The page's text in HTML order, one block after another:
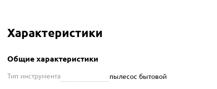
Характеристики
Общие характеристики
Тип инструмента пылесос бытовой